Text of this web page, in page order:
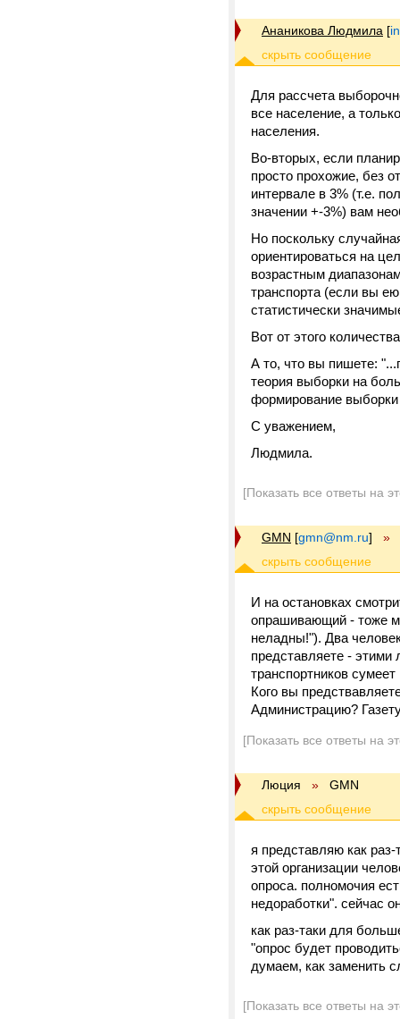
Ананикова Людмила [
Для рассчета
все население, а
населения.
Во-вторых, если
просто прохожие, без
интервале в 3% (т.е.
значении +-3%) вам
Но поскольку
ориентироваться на
возрастным
транспорта (если вы
статистически
Вот от этого
А то, что вы пишете:
теория выборки на
формирование выборки
С уважением,
Людмила.
[Показать все ответы на
GMN [gmn@nm.ru] »
И на остановках
опрашивающий - тоже
неладны!"). Два
представляете - этими
транспортников сумеет
Кого вы
Администрацию?
[Показать все ответы на
Люция » GMN
я представляю как
этой организации
опроса. полномочия
недоработки". сейчас
как раз-таки для
"опрос будет
думаем, как заменить
[Показать все ответы на